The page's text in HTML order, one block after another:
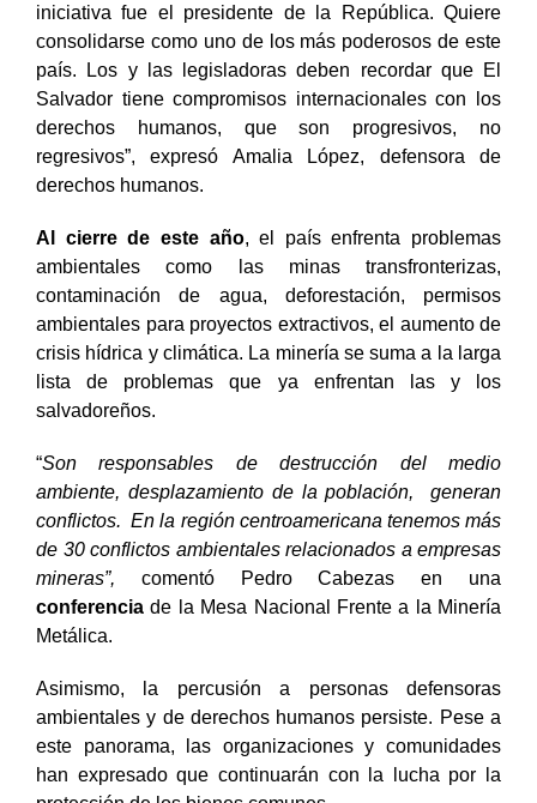
iniciativa fue el presidente de la República. Quiere
consolidarse como uno de los más poderosos de este
país. Los y las legisladoras deben recordar que El
Salvador tiene compromisos internacionales con los
derechos humanos, que son progresivos, no
regresivos”, expresó Amalia López, defensora de
derechos humanos.
Al cierre de este año, el país enfrenta problemas
ambientales como las minas transfronterizas,
contaminación de agua, deforestación, permisos
ambientales para proyectos extractivos, el aumento de
crisis hídrica y climática. La minería se suma a la larga
lista de problemas que ya enfrentan las y los
salvadoreños.
“Son responsables de destrucción del medio
ambiente, desplazamiento de la población, generan
conflictos. En la región centroamericana tenemos más
de 30 conflictos ambientales relacionados a empresas
mineras”, comentó Pedro Cabezas en una
conferencia de la Mesa Nacional Frente a la Minería
Metálica.
Asimismo, la percusión a personas defensoras
ambientales y de derechos humanos persiste. Pese a
este panorama, las organizaciones y comunidades
han expresado que continuarán con la lucha por la